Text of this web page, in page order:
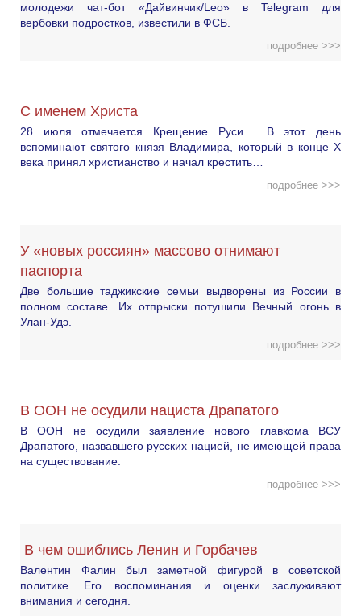
молодежи чат-бот «Дайвинчик/Leo» в Telegram для
вербовки подростков, известили в ФСБ.
подробнее >>>
С именем Христа
28 июля отмечается Крещение Руси . В этот день
вспоминают святого князя Владимира, который в конце X
века принял христианство и начал крестить…
подробнее >>>
У «новых россиян» массово отнимают
паспорта
Две большие таджикские семьи выдворены из России в
полном составе. Их отпрыски потушили Вечный огонь в
Улан-Удэ.
подробнее >>>
В ООН не осудили нациста Драпатого
В ООН не осудили заявление нового главкома ВСУ
Драпатого, назвавшего русских нацией, не имеющей права
на существование.
подробнее >>>
В чем ошиблись Ленин и Горбачев
Валентин Фалин был заметной фигурой в советской
политике. Его воспоминания и оценки заслуживают
внимания и сегодня.